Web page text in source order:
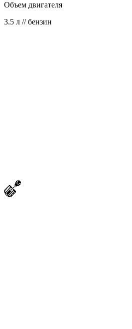
Объем двигателя
3.5 л // бензин